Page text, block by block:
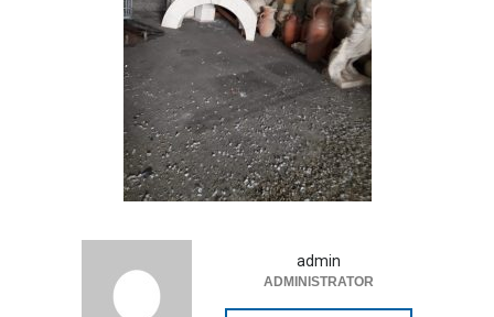
admin
ADMINISTRATOR